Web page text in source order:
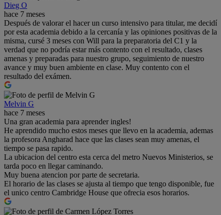
Dieg O
hace 7 meses
Después de valorar el hacer un curso intensivo para titular, me decidí
por esta academia debido a la cercanía y las opiniones positivas de la
misma, cursé 3 meses con Will para la preparatoria del C1 y la
verdad que no podría estar más contento con el resultado, clases
amenas y preparadas para nuestro grupo, seguimiento de nuestro
avance y muy buen ambiente en clase. Muy contento con el
resultado del exámen.
Melvin G
hace 7 meses
Una gran academia para aprender ingles!
He aprendido mucho estos meses que llevo en la academia, ademas
la profesora Angharad hace que las clases sean muy amenas, el
tiempo se pasa rapido.
La ubicacion del centro esta cerca del metro Nuevos Ministerios, se
tarda poco en llegar caminando.
Muy buena atencion por parte de secretaria.
El horario de las clases se ajusta al tiempo que tengo disponible, fue
el unico centro Cambridge House que ofrecia esos horarios.